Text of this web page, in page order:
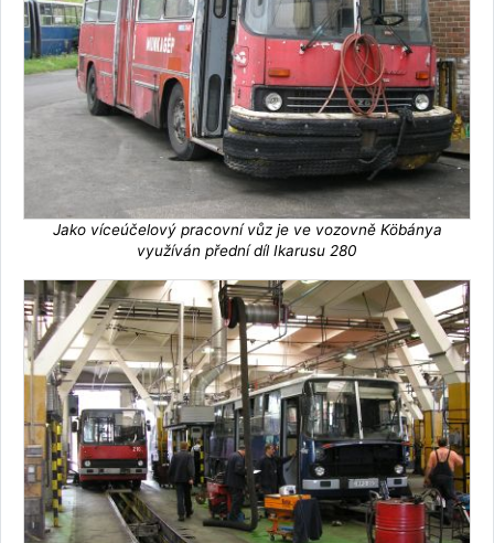
Jako víceúčelový pracovní vůz je ve vozovně Köbánya
využíván přední díl Ikarusu 280